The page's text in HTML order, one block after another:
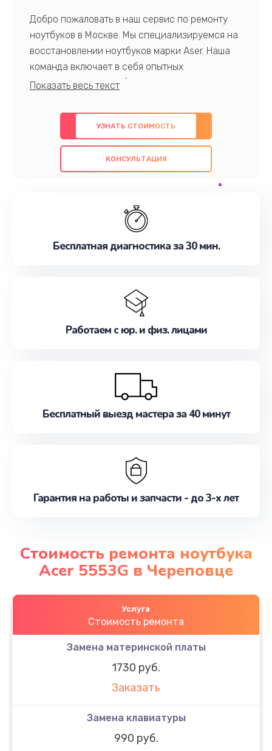
Добро пожаловать в наш сервис по ремонту
ноутбуков в Москве. Мы специализируемся на
восстановлении ноутбуков марки Aser. Наша
команда включает в себя опытных
профессионалов с обширными знаниями и
предлагаем быстрый и качественный ремонт с
использованием оригинальных компонентов, а
также гарантируем качество всех
проведенных работ. Наша цель - предоставить
наилучшим образом. Не медлите записаться на
УЗНАТЬ СТОИМОСТЬ
КОНСУЛЬТАЦИЯ
Бесплатная диагностика за 30 мин.
Работаем с юр. и физ. лицами
Бесплатный выезд мастера за 40 минут
Гарантия на работы и запчасти - до 3-х лет
Стоимость ремонта ноутбука
Acer 5553G в Череповце
Услуга
Стоимость ремонта
Замена материнской платы
1730 руб.
Заказать
Замена клавиатуры
990 руб.